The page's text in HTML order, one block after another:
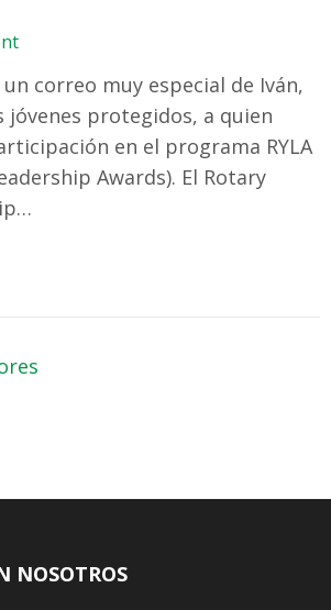
correo muy especial de Iván,
jóvenes protegidos, a quien
en el programa RYLA
Awards). El Rotary
NOSOTROS